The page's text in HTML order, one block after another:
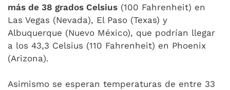
más de 38 grados Celsius (100 Fahrenheit) en
Las Vegas (Nevada), El Paso (Texas) y
Albuquerque (Nuevo México), que podrían llegar
a los 43,3 Celsius (110 Fahrenheit) en Phoenix
(Arizona).
Asimismo se esperan temperaturas de entre 33